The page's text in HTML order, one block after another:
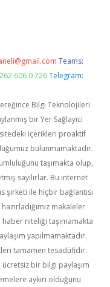
Teams:
606 0 726 Telegram:
Bilgi Teknolojileri
bir Yer Sağlayıcı
içerikleri proaktif
bulunmamaktadır.
taşımakta olup,
sayılırlar. Bu internet
şirketi ile hiçbir bağlantısı
makaleler
niteliği taşımamakta
yapılmamaktadır.
tamamen tesadüfidir.
ücretsiz bir bilgi paylaşım
aykırı olduğunu